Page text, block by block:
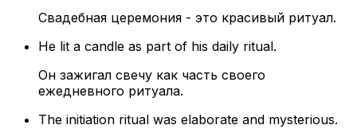
Свадебная церемония - это красивый ритуал.
He lit a candle as part of his daily ritual.
Он зажигал свечу как часть своего
ежедневного ритуала.
The initiation ritual was elaborate and mysterious.